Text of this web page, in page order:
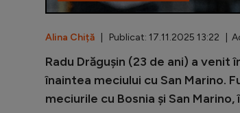
Alina Chiță | Publicat: 17.11.2025 13:22 |
Radu Drăgușin (23 de ani) a
înaintea meciului cu San Marino.
meciurile cu Bosnia și San